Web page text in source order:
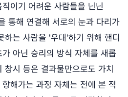
이기 어려운 사람들을 닌닌
통해 연결해 서로의 눈과 다리가
하는 사람을 '우대'하기 위해 핸디
아닌 승리의 방식 자체를 새롭
시 등은 결과물만으로도 가치
해가는 과정 자체는 전에 본 적